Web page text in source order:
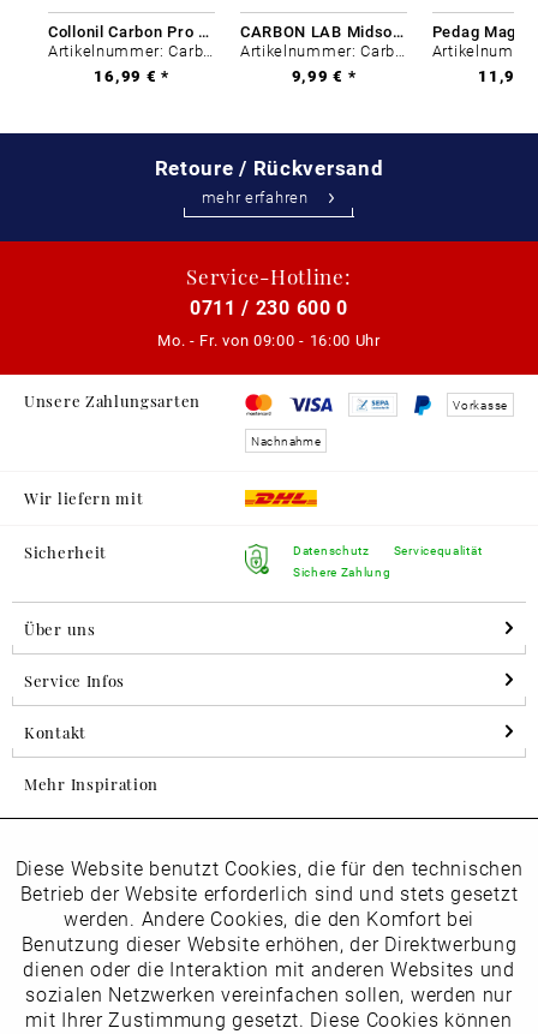
Collonil Carbon Pro 400 ml
Artikelnummer: Carbon-0
16,99 € *
CARBON LAB Midsole Cleaner
Artikelnummer: Carbon-0
9,99 € *
11,99
Retoure / Rückversand
mehr erfahren
Service-Hotline:
0711 / 230 600 0
Mo. - Fr. von 09:00 - 16:00 Uhr
Unsere Zahlungsarten Vorkasse
Nachnahme
Wir liefern mit
Sicherheit
Datenschutz
Sichere Zahlung
Servicequalität
Über uns
Service Infos
Kontakt
Mehr Inspiration
Folgen Sie uns auf Instagram
horsch_schuhe
Newsletter
Funktionale Aktiv
Marketing Inaktiv
Tracking Inaktiv
Diese Website benutzt Cookies, die für den technischen
Betrieb der Website erforderlich sind und stets gesetzt
werden. Andere Cookies, die den Komfort bei
Benutzung dieser Website erhöhen, der Direktwerbung
dienen oder die Interaktion mit anderen Websites und
sozialen Netzwerken vereinfachen sollen, werden nur
mit Ihrer Zustimmung gesetzt. Diese Cookies können